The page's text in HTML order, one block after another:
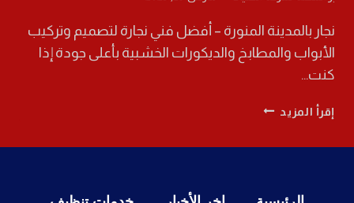
نجار بالمدينة المنورة – أفضل فني نجارة لتصميم وتركيب
الأبواب والمطابخ والديكورات الخشبية بأعلى جودة إذا
كنت…
إقرأ المزيد نجار